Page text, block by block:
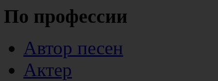
По профессии
Автор песен
Актер